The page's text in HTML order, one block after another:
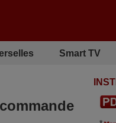
Smart TV